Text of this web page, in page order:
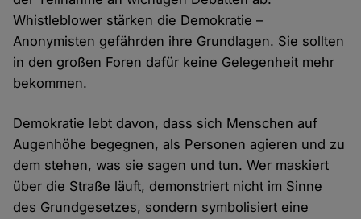
Whistleblower stärken die Demokratie –
Anonymisten gefährden ihre Grundlagen. Sie sollten
in den großen Foren dafür keine Gelegenheit mehr
bekommen.
Demokratie lebt davon, dass sich Menschen auf
Augenhöhe begegnen, als Personen agieren und zu
dem stehen, was sie sagen und tun. Wer maskiert
über die Straße läuft, demonstriert nicht im Sinne
des Grundgesetzes, sondern symbolisiert eine